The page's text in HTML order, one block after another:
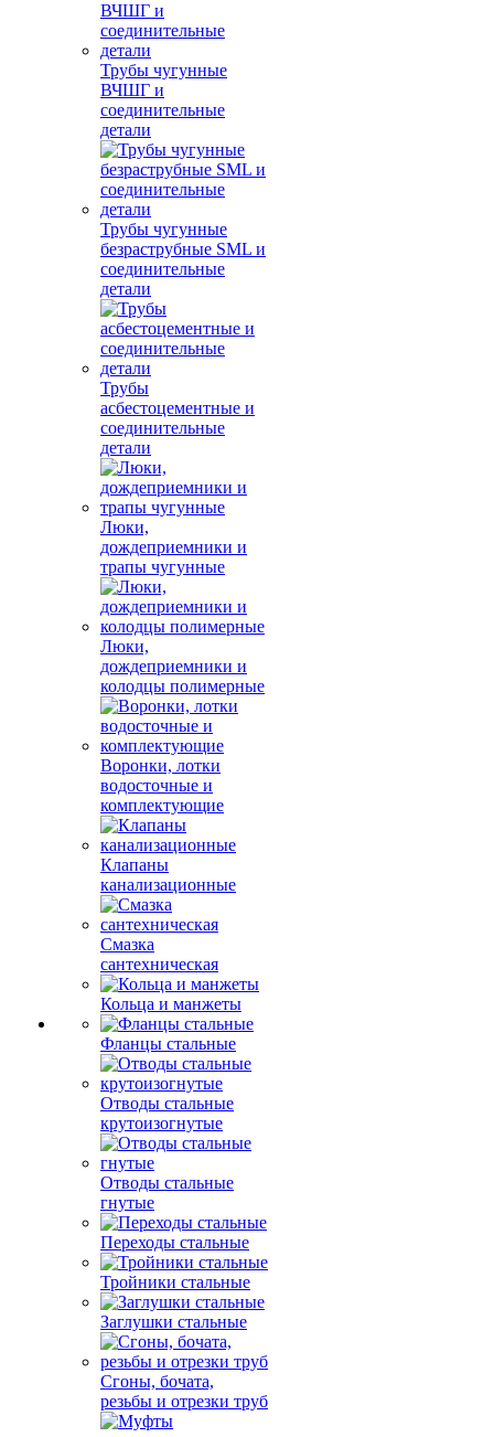
Трубы чугунные
ВЧШГ и
соединительные
детали
Трубы чугунные
безраструбные SML и
соединительные
детали
Трубы
асбестоцементные и
соединительные
детали
Люки,
дождеприемники и
трапы чугунные
Люки,
дождеприемники и
колодцы полимерные
Воронки, лотки
водосточные и
комплектующие
Клапаны
канализационные
Смазка
сантехническая
Кольца и манжеты
Фланцы стальные
Отводы стальные
крутоизогнутые
Отводы стальные
гнутые
Переходы стальные
Тройники стальные
Заглушки стальные
Сгоны, бочата,
резьбы и отрезки труб